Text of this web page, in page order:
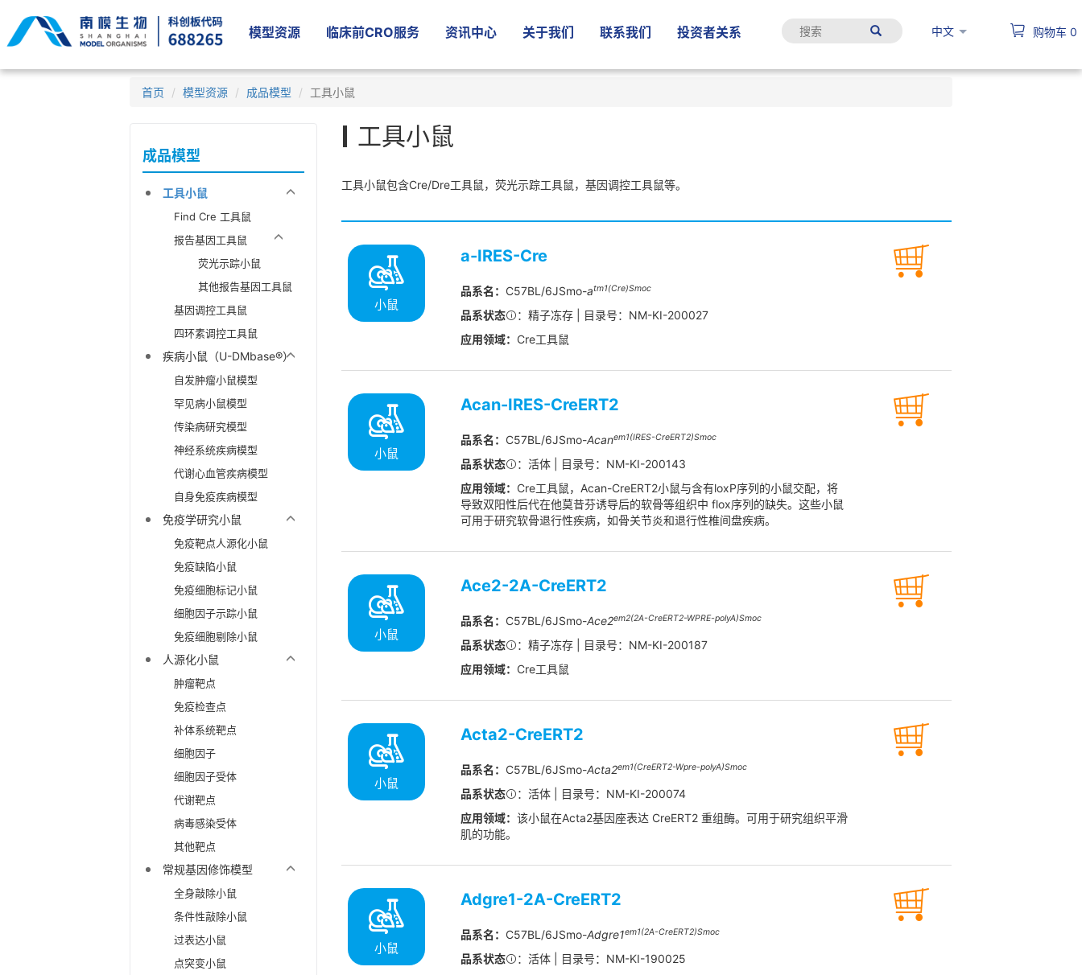
模型资源 临床前CRO服务 资讯中心 关于我们 联系我们 投资者关系 中文 购物车 0
首页 模型资源 成品模型 工具小鼠
成品模型
工具小鼠
Find Cre 工具鼠
报告基因工具鼠
荧光示踪小鼠
其他报告基因工具鼠
基因调控工具鼠
四环素调控工具鼠
疾病小鼠（U-DMbase®）
自发肿瘤小鼠模型
罕见病小鼠模型
传染病研究模型
神经系统疾病模型
代谢心血管疾病模型
自身免疫疾病模型
免疫学研究小鼠
免疫靶点人源化小鼠
免疫缺陷小鼠
免疫细胞标记小鼠
细胞因子示踪小鼠
免疫细胞剔除小鼠
人源化小鼠
肿瘤靶点
免疫检查点
补体系统靶点
细胞因子
细胞因子受体
代谢靶点
病毒感染受体
其他靶点
常规基因修饰模型
全身敲除小鼠
条件性敲除小鼠
过表达小鼠
点突变小鼠
工具小鼠
工具小鼠包含Cre/Dre工具鼠，荧光示踪工具鼠，基因调控工具鼠等。
小鼠
a-IRES-Cre
品系名： C57BL/6JSmo-atm1(Cre)Smoc
品系状态
：精子冻存 | 目录号：NM-KI-200027
应用领域： Cre工具鼠
小鼠
Acan-IRES-CreERT2
品系名： C57BL/6JSmo-Acanem1(IRES-CreERT2)Smoc
品系状态
：活体 | 目录号：NM-KI-200143
应用领域： Cre工具鼠，Acan-CreERT2小鼠与含有loxP序列的小鼠交配，将
导致双阳性后代在他莫昔芬诱导后的软骨等组织中 flox序列的缺失。这些小鼠
可用于研究软骨退行性疾病，如骨关节炎和退行性椎间盘疾病。
小鼠
Ace2-2A-CreERT2
品系名： C57BL/6JSmo-Ace2em2(2A-CreERT2-WPRE-polyA)Smoc
品系状态
：精子冻存 | 目录号：NM-KI-200187
应用领域： Cre工具鼠
小鼠
Acta2-CreERT2
品系名： C57BL/6JSmo-Acta2em1(CreERT2-Wpre-polyA)Smoc
品系状态
：活体 | 目录号：NM-KI-200074
应用领域：该小鼠在Acta2基因座表达 CreERT2 重组酶。可用于研究组织平滑
肌的功能。
小鼠
Adgre1-2A-CreERT2
品系名： C57BL/6JSmo-Adgre1em1(2A-CreERT2)Smoc
品系状态
：活体 | 目录号：NM-KI-190025